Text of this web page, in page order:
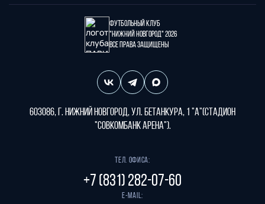
Футбольный клуб
"Нижний Новгород" 2026
Все права защищены
603086, г. Нижний Новгород, ул. Бетанкура, 1 "А"(стадион
"СОВКОМБАНК АРЕНА").
Тел. офиса:
+7 (831) 282-07-60
E-mail: